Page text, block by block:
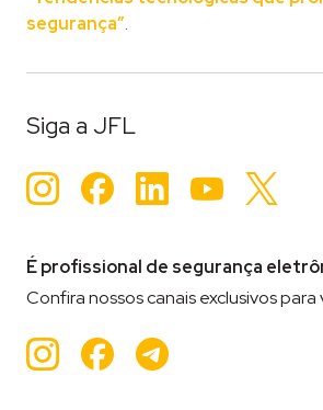
segurança”.
Siga a JFL
Instagram
Facebook
LinkedIn
É profissional de segurança
Confira nossos canais exclusivos para
Instagram
Facebook
Teleram